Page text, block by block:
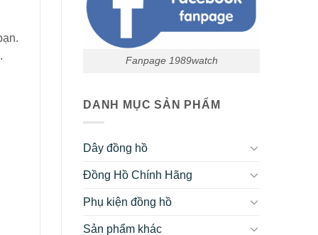
Fanpage 1989watch
DANH MỤC SẢN PHẨM
Dây đồng hồ
Đồng Hồ Chính Hãng
Phụ kiện đồng hồ
Sản phẩm khác